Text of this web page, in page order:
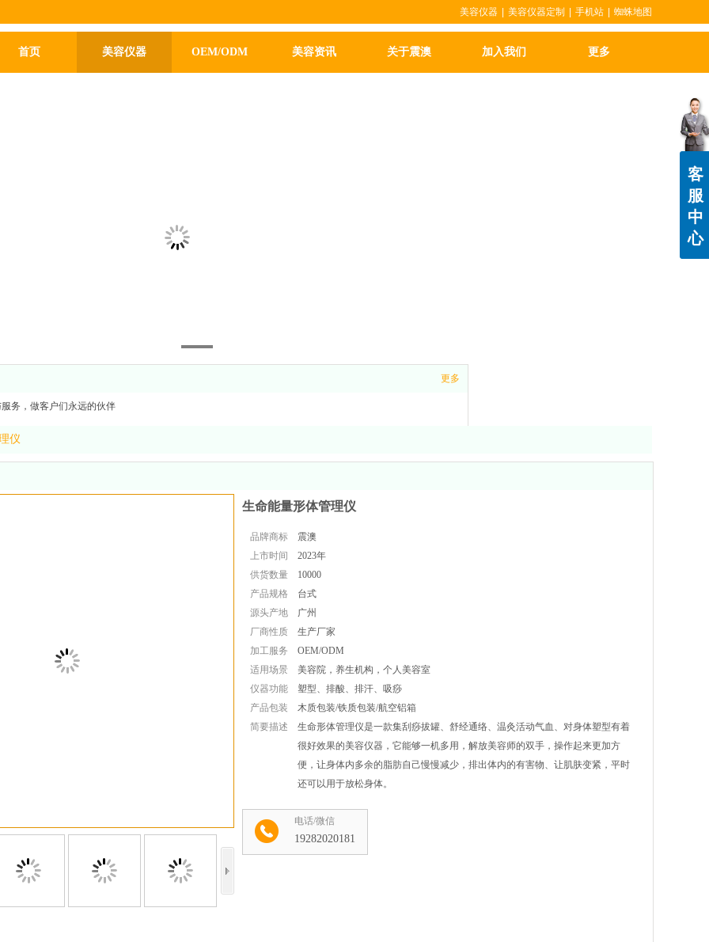
首页 美容仪器 OEM/ODM 美容资讯 关于震澳 加入我们 更多
美容仪器 美容仪器定制 手机站 蜘蛛地图
更多
务，做客户们永远的伙伴
仪
生命能量形体管理仪
品牌商标
震澳
上市时间
2023年
供货数量
10000
产品规格
台式
源头产地
广州
厂商性质
生产厂家
加工服务
OEM/ODM
适用场景
美容院，养生机构，个人美容室
仪器功能
塑型、排酸、排汗、吸痧
产品包装
木质包装/铁质包装/航空铝箱
简要描述
生命形体管理仪是一款集刮痧拔罐、舒经通络、温灸活动气血、对身体塑型有着
很好效果的美容仪器，它能够一机多用，解放美容师的双手，操作起来更加方
便，让身体内多余的脂肪自己慢慢减少，排出体内的有害物、让肌肤变紧，平时
还可以用于放松身体。
电话/微信
19282020181
收藏
客
服
中
心